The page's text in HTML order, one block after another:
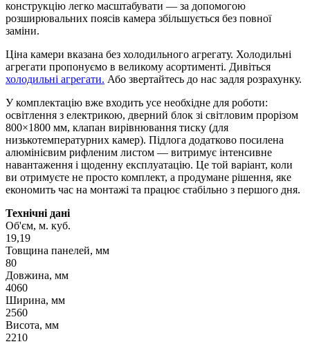
конструкцію легко масштабувати — за допомогою
розширювальних поясів камера збільшується без повної
заміни.
Ціна камери вказана без холодильного агрегату. Холодильні
агрегати пропонуємо в великому асортименті. Дивіться
холодильні агрегати. Або звертайтесь до нас задля розрахунку.
У комплектацію вже входить усе необхідне для роботи:
освітлення з електрикою, дверний блок зі світловим прорізом
800×1800 мм, клапан вирівнювання тиску (для
низькотемпературних камер). Підлога додатково посилена
алюмінієвим рифленим листом — витримує інтенсивне
навантаження і щоденну експлуатацію. Це той варіант, коли
ви отримуєте не просто комплект, а продумане рішення, яке
економить час на монтажі та працює стабільно з першого дня.
Технічні дані
Об'єм, м. куб.
19,19
Товщина панелей, мм
80
Довжина, мм
4060
Ширина, мм
2560
Висота, мм
2210